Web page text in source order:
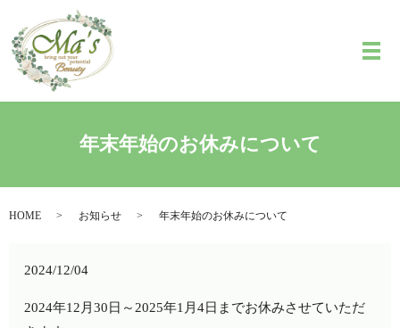
メ
年末年始のお休みについて
HOME お知らせ 年末年始のお休みについて
2024/12/04
2024年12月30日～2025年1月4日までお休みさせていただ